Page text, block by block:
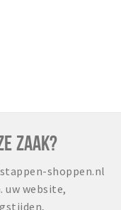
ZAAK?
shoppen.nl
uw website,